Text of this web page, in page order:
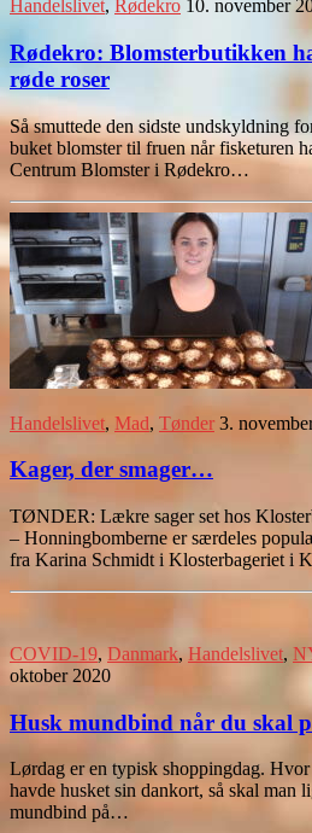
Handelslivet, Rødekro 10. november
Rødekro: Blomsterbutikken
røde roser
Så smuttede den sidste undskyldning
buket blomster til fruen når fisketuren
Centrum Blomster i Rødekro…
Handelslivet, Mad, Tønder 3.
Kager, der smager…
TØNDER: Lækre sager set hos
– Honningbomberne er særdeles
fra Karina Schmidt i Klosterbageriet i
COVID-19, Danmark,Handelslivet,
oktober 2020
Husk mundbind når du skal
Lørdag er en typisk shoppingdag.
havde husket sin dankort, så skal man
mundbind på…